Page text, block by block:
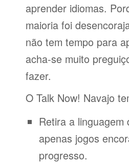
aprender idiomas.
maioria foi
não tem tempo para
acha-se muito
fazer.
O Talk Now! Navajo
Retira a
apenas jogos
progresso.